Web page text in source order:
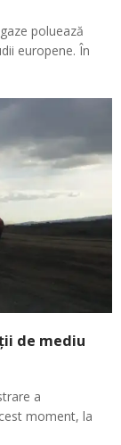
poluează
europene. În
de mediu
a
moment, la